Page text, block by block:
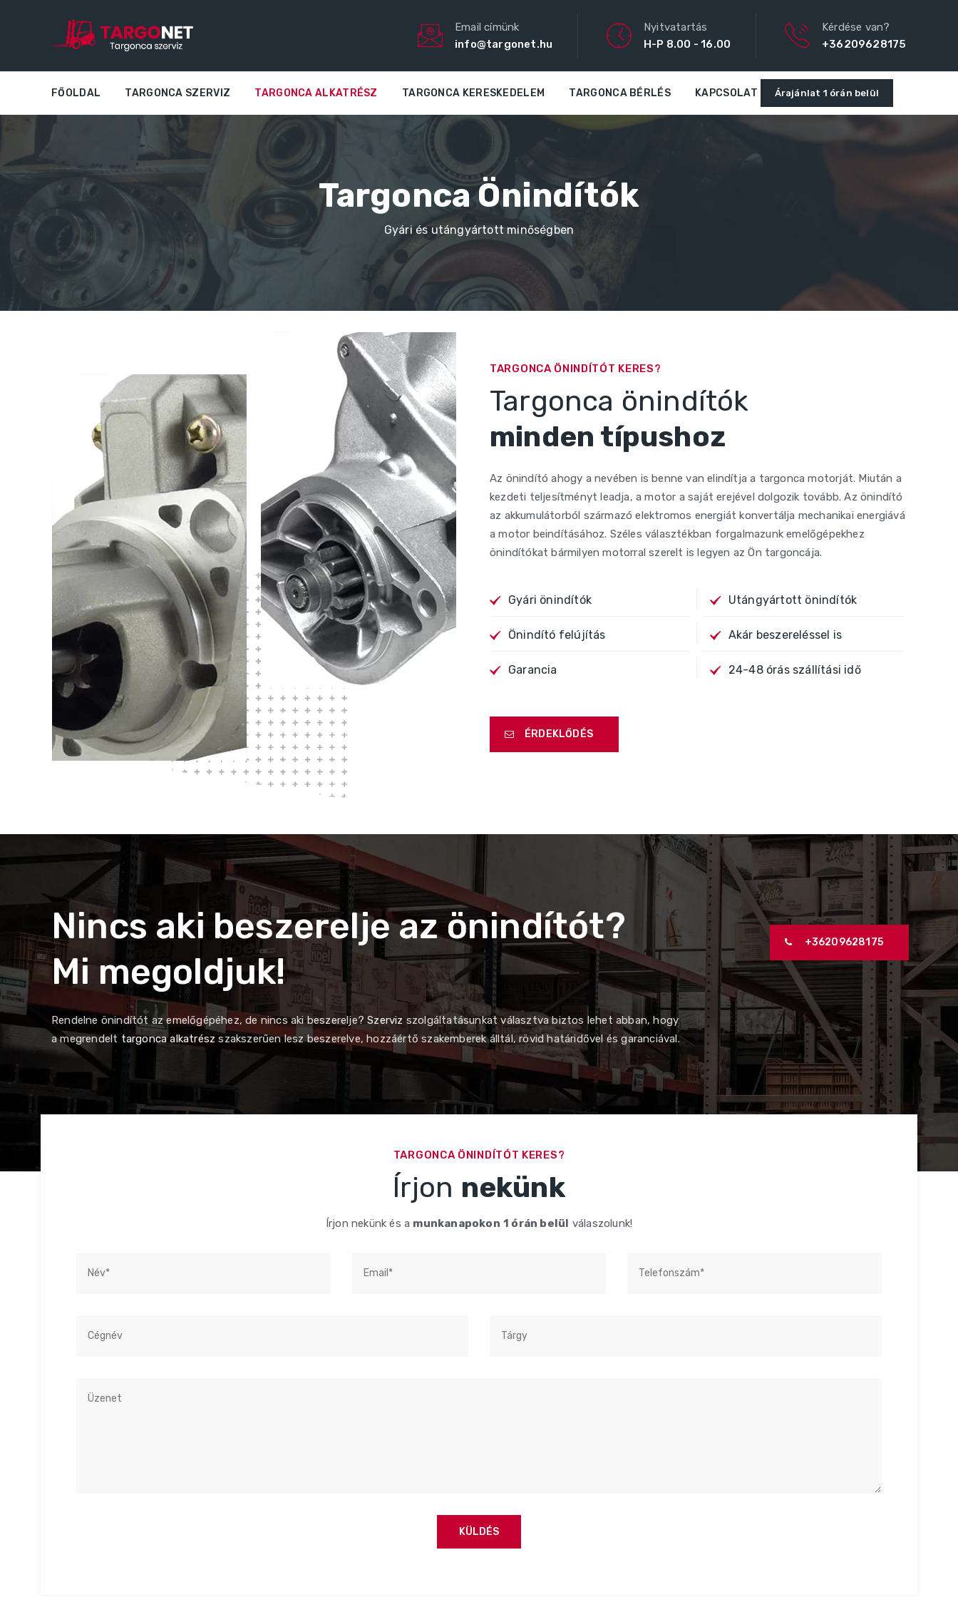
Email címünk
info@targonet.hu
Nyitvatartás
H-P 8.00 - 16.00
Kérdése van?
+36209628175
FŐOLDAL TARGONCA SZERVIZ TARGONCA ALKATRÉSZ TARGONCA KERESKEDELEM TARGONCA BÉRLÉS KAPCSOLAT Árajánlat 1 órán belül
Targonca Önindítók
Gyári és utángyártott minőségben
TARGONCA ÖNINDÍTÓT KERES?
Targonca önindítók
minden típushoz
Az önindító ahogy a nevében is benne van elindítja a targonca motorját. Miután a
kezdeti teljesítményt leadja, a motor a saját erejével dolgozik tovább. Az önindító
az akkumulátorból származó elektromos energiát konvertálja mechanikai energiává
a motor beindításához. Széles választékban forgalmazunk emelőgépekhez
önindítókat bármilyen motorral szerelt is legyen az Ön targoncája.
Gyári önindítók Utángyártott önindítók
Önindító felújítás Akár beszereléssel is
Garancia 24-48 órás szállítási idő
ÉRDEKLŐDÉS
Nincs aki beszerelje az önindítót?
Mi megoldjuk!
Rendelne önindítót az emelőgépéhez, de nincs aki beszerelje?Szerviz szolgáltatásunkat választva biztos lehet abban, hogy
a megrendelt targonca alkatrész szakszerűen lesz beszerelve, hozzáértő szakemberek álltál, rövid határidővel és garanciával.
+36209628175
TARGONCA ÖNINDÍTÓT KERES?
Írjon nekünk
Írjon nekünk és a munkanapokon 1 órán belül válaszolunk!